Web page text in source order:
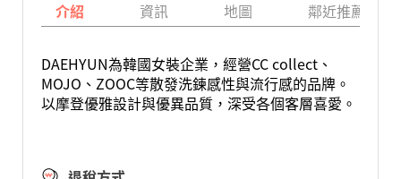
介紹 資訊 地圖 鄰近推薦景點
DAEHYUN為韓國女裝企業，經營CC collect、
MOJO、ZOOC等散發洗鍊感性與流行感的品牌。
以摩登優雅設計與優異品質，深受各個客層喜愛。